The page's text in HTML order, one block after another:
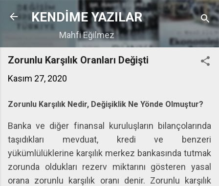
Ana içeriğe atla
KENDİME YAZILAR
Mahfi Eğilmez
Zorunlu Karşılık Oranları Değişti
Kasım 27, 2020
Zorunlu Karşılık Nedir, Değişiklik Ne Yönde Olmuştur?
Banka ve diğer finansal kuruluşların bilançolarında
taşıdıkları mevduat, kredi ve benzeri
yükümlülüklerine karşılık merkez bankasında tutmak
zorunda oldukları rezerv miktarını gösteren yasal
orana zorunlu karşılık oranı denir. Zorunlu karşılık